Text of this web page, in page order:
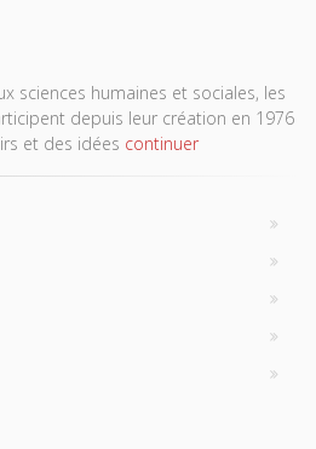
sciences humaines et sociales, les
depuis leur création en 1976
et des idées continuer